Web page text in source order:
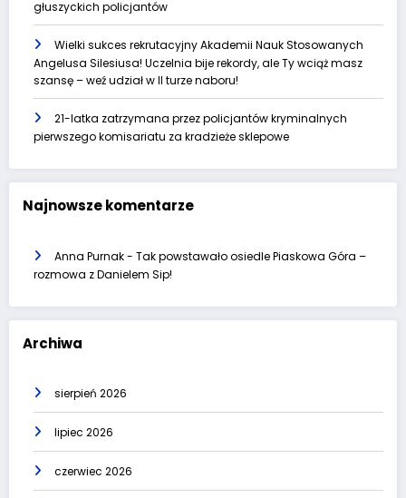
głuszyckich policjantów
Wielki sukces rekrutacyjny Akademii Nauk Stosowanych
Angelusa Silesiusa! Uczelnia bije rekordy, ale Ty wciąż masz
szansę – weź udział w II turze naboru!
21-latka zatrzymana przez policjantów kryminalnych
pierwszego komisariatu za kradzieże sklepowe
Najnowsze komentarze
Anna Purnak- Tak powstawało osiedle Piaskowa Góra –
rozmowa z Danielem Sip!
Archiwa
sierpień 2026
lipiec 2026
czerwiec 2026